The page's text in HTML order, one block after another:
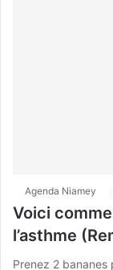
Agenda Niamey
Voici
l’asthme
Prenez 2 bananes